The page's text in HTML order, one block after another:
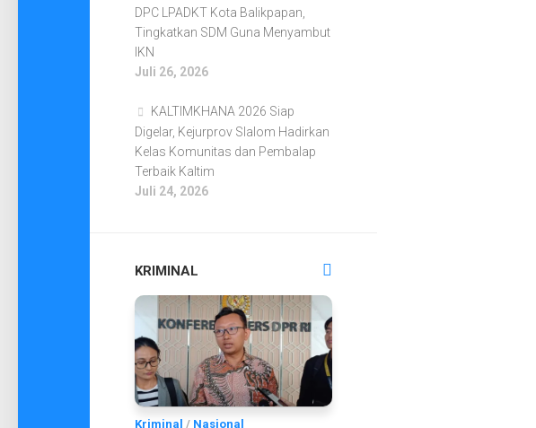
DPC LPADKT Kota Balikpapan,
Tingkatkan SDM Guna Menyambut
IKN
Juli 26, 2026
KALTIMKHANA 2026 Siap
Digelar, Kejurprov Slalom Hadirkan
Kelas Komunitas dan Pembalap
Terbaik Kaltim
Juli 24, 2026
KRIMINAL
Kriminal / Nasional